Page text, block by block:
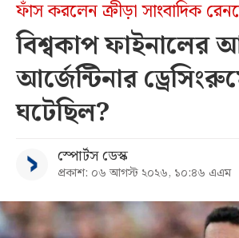
ফাঁস করলেন ক্রীড়া সাংবাদিক
বিশ্বকাপ ফাইনালের
আর্জেন্টিনার
ঘটেছিল?
স্পোর্টস ডেস্ক
প্রকাশ: ০৬ আগস্ট ২০২৬, ১০:৪৬ এএম